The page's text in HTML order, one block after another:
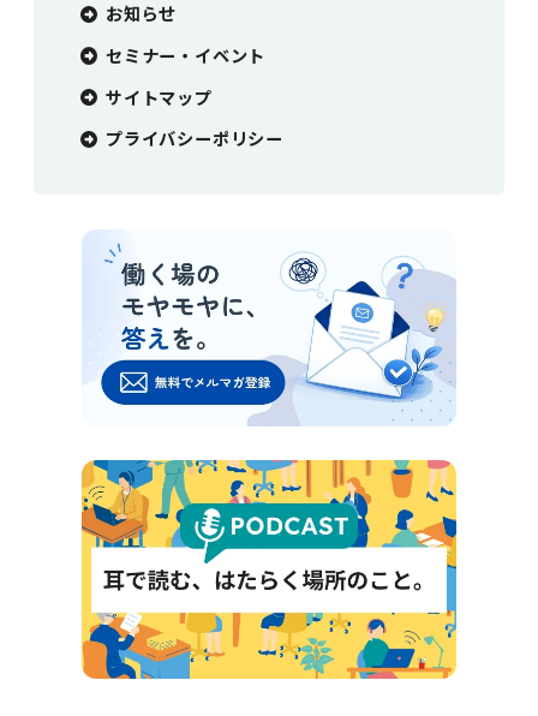
お知らせ
セミナー・イベント
サイトマップ
プライバシーポリシー